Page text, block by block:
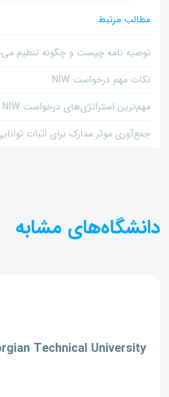
مطالب مرتبط
توصیه نامه چیست و چگونه تنظیم
نکات مهم درخواست NIW
مهم‌ترین استراتژی‌های درخواست EB2 NIW
جمع‌آوری موثر مدارک برای اثبات
دانشگاه‌های مشابه
Technical University